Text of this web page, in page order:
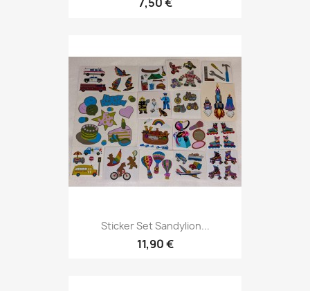
Sticker Set Sandylion...
11,90 €